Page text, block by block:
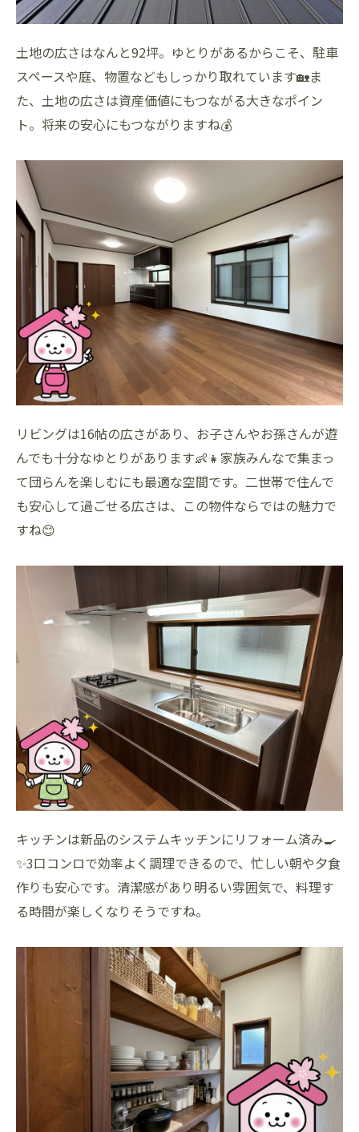
土地の広さはなんと92坪。ゆとりがあるからこそ、駐車
スペースや庭、物置などもしっかり取れています🏡ま
た、土地の広さは資産価値にもつながる大きなポイン
ト。将来の安心にもつながりますね💰
リビングは16帖の広さがあり、お子さんやお孫さんが遊
んでも十分なゆとりがあります👶👧家族みんなで集まっ
て団らんを楽しむにも最適な空間です。二世帯で住んで
も安心して過ごせる広さは、この物件ならではの魅力で
すね😊
キッチンは新品のシステムキッチンにリフォーム済み🍳
✨3口コンロで効率よく調理できるので、忙しい朝や夕食
作りも安心です。清潔感があり明るい雰囲気で、料理す
る時間が楽しくなりそうですね。